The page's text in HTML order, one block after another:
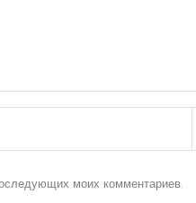
моих комментариев.